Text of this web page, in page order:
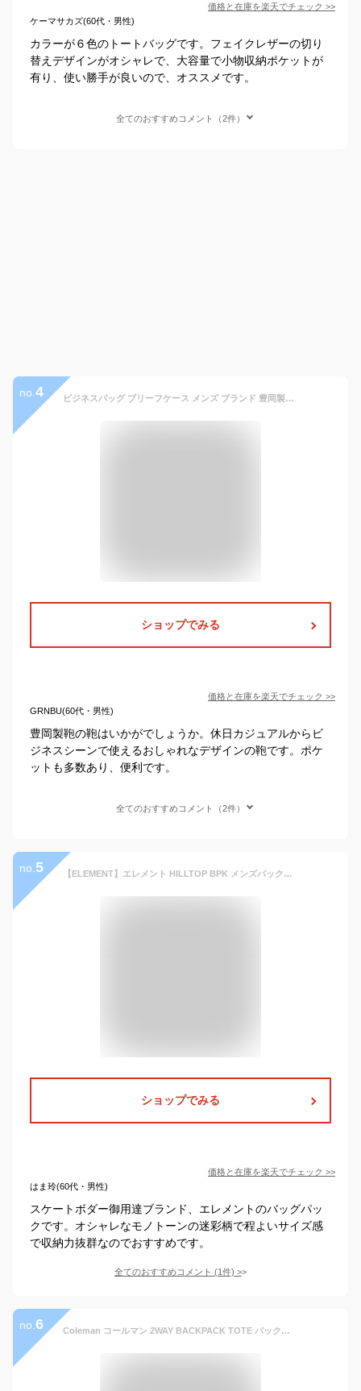
価格と在庫を楽天でチェック >>
ケーマサカズ(60代・男性)
カラーが６色のトートバッグです。フェイクレザーの切り
替えデザインがオシャレで、大容量で小物収納ポケットが
有り、使い勝手が良いので、オススメです。
全てのおすすめコメント（2件）
no. 4 ビジネスバッグ ブリーフケース メンズ ブランド 豊岡製鞄 大容量 牛本革 レザー B4 a4 出張 通勤 50代 40代 30代 日本製 軽量 自立型 おしゃれ 人気 ネイビー ブラック 撥水 耐水 誕生日 プレゼント ギフト ラッピング 包装
ショップでみる
価格と在庫を楽天でチェック >>
GRNBU(60代・男性)
豊岡製鞄の鞄はいかがでしょうか。休日カジュアルからビ
ジネスシーンで使えるおしゃれなデザインの鞄です。ポケ
ットも多数あり、便利です。
全てのおすすめコメント（2件）
no. 5 【ELEMENT】エレメント HILLTOP BPK メンズバックパック リュックサック バッグ 25L 3カラー【あす楽対応】
ショップでみる
価格と在庫を楽天でチェック >>
はま玲(60代・男性)
スケートボダー御用達ブランド、エレメントのバッグパッ
クです。オシャレなモノトーンの迷彩柄で程よいサイズ感
で収納力抜群なのでおすすめです。
全てのおすすめコメント (1件) >
no. 6 Coleman コールマン 2WAY BACKPACK TOTE バックパック トート バッグ 正規品 リュックサック 2Wayバッグ メンズ レディース 男女兼用 デイパック トートバッグ バッグ かばん A4 B4 21L 黒リュック 丈夫 旅行 レジャー おしゃれ 通勤 通学